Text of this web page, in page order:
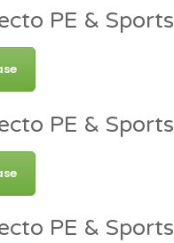
PE & Sports
PE & Sports
PE & Sports